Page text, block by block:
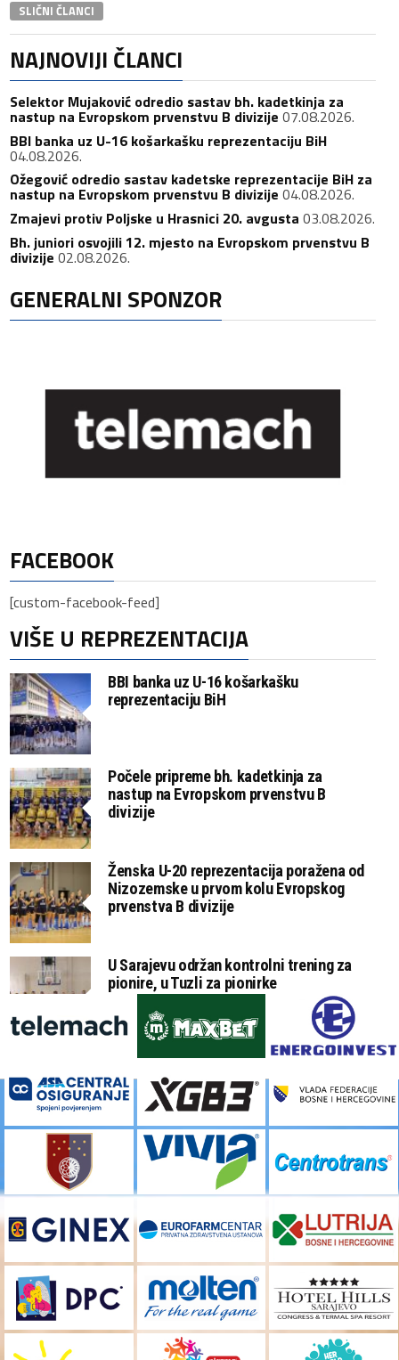
SLIČNI ČLANCI
NAJNOVIJI ČLANCI
Selektor Mujaković odredio sastav bh. kadetkinja za
nastup na Evropskom prvenstvu B divizije 07.08.2026.
BBI banka uz U-16 košarkašku reprezentaciju BiH
04.08.2026.
Ožegović odredio sastav kadetske reprezentacije BiH za
nastup na Evropskom prvenstvu B divizije 04.08.2026.
Zmajevi protiv Poljske u Hrasnici 20. avgusta 03.08.2026.
Bh. juniori osvojili 12. mjesto na Evropskom prvenstvu B
divizije 02.08.2026.
GENERALNI SPONZOR
FACEBOOK
[custom-facebook-feed]
VIŠE U REPREZENTACIJA
BBI banka uz U-16 košarkašku
reprezentaciju BiH
Počele pripreme bh. kadetkinja za
nastup na Evropskom prvenstvu B
divizije
Ženska U-20 reprezentacija poražena od
Nizozemske u prvom kolu Evropskog
prvenstva B divizije
U Sarajevu održan kontrolni trening za
pionire, u Tuzli za pionirke